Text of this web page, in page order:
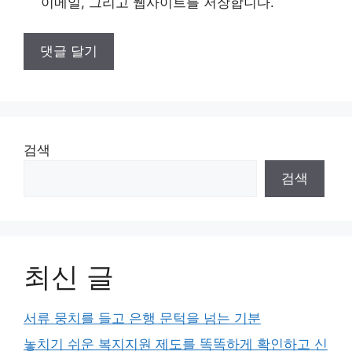
검색
검색
최신 글
서류 뭉치를 들고 은행 문턱을 넘는 기분
놓치기 쉬운 복지지원 제도를 똑똑하게 확인하고 신